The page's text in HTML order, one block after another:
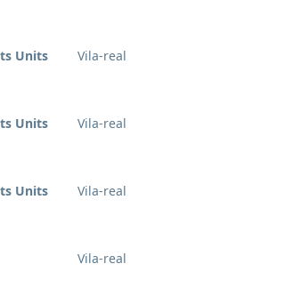
Units Vila-real
Units Vila-real
Units Vila-real
Vila-real